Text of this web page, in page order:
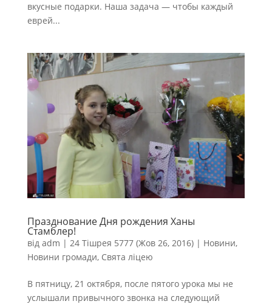
вкусные подарки. Наша задача — чтобы каждый
еврей...
Празднование Дня рождения Ханы
Стамблер!
від adm | 24 Тішрея 5777 (Жов 26, 2016)| Новини,
Новини громади, Свята ліцею
В пятницу, 21 октября, после пятого урока мы не
услышали привычного звонка на следующий